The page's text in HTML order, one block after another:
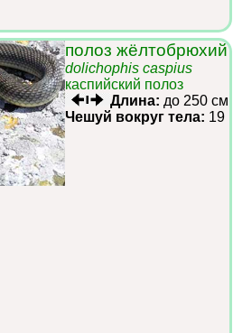
полоз жёлтобрюхий
dolichophis caspius
каспийский полоз
Длина: до 250 см
Чешуй вокруг тела: 19